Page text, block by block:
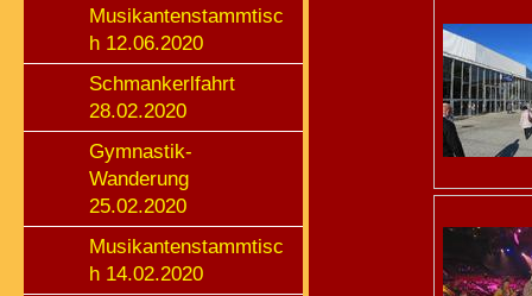
Musikantenstammtisc
h 12.06.2020
Schmankerlfahrt
28.02.2020
Gymnastik-
Wanderung
25.02.2020
Musikantenstammtisc
h 14.02.2020